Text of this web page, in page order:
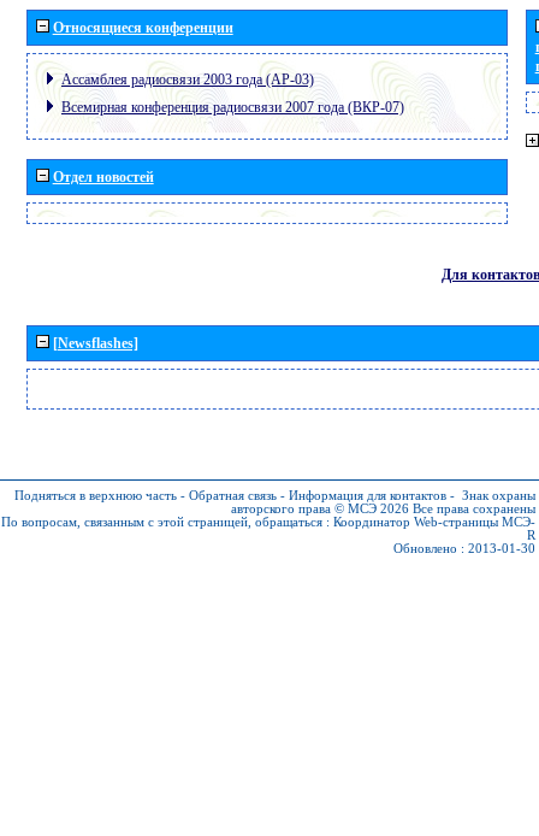
Относящиеся конференции
Ассамблея радиосвязи 2003 года (АР-03)
Всемирная конференция радиосвязи 2007 года (ВКР-07)
Отдел новостей
Для контактов
[Newsflashes]
Подняться в верхнюю часть - Обратная связь - Информация для контактов - Знак охраны
авторского права © МСЭ 2026 Все права сохранены
По вопросам, связанным с этой страницей, обращаться : Координатор Web-страницы МСЭ-
R
Обновлено : 2013-01-30